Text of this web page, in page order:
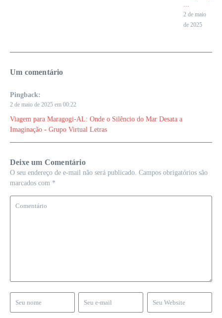
...
2 de maio
de 2025
Um comentário
Pingback:
2 de maio de 2025 em 00:22
Viagem para Maragogi-AL: Onde o Silêncio do Mar Desata a
Imaginação - Grupo Virtual Letras
Deixe um Comentário
O seu endereço de e-mail não será publicado. Campos obrigatórios são
marcados com *